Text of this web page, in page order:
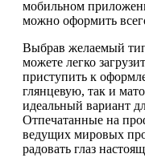
мобильном
можно оформить
Выбрав желаемый
можете легко
приступить к
глянцевую, так и
идеальный вариант
Отпечатанные на
ведущих мировых
радовать глаз